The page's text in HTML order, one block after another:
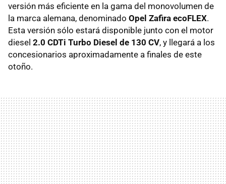
versión más eficiente en la gama del monovolumen de
la marca alemana, denominado Opel Zafira ecoFLEX.
Esta versión sólo estará disponible junto con el motor
diesel 2.0 CDTi Turbo Diesel de 130 CV, y llegará a los
concesionarios aproximadamente a finales de este
otoño.